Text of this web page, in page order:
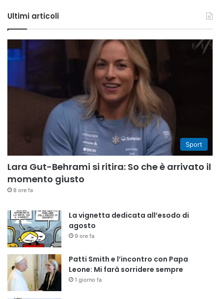
Ultimi articoli
Sport
Lara Gut-Behrami si ritira: So che è arrivato il
momento giusto
8 ore fa
La vignetta dedicata all’esodo di
agosto
9 ore fa
Patti Smith e l’incontro con Papa
Leone: Mi farà sorridere sempre
1 giorno fa